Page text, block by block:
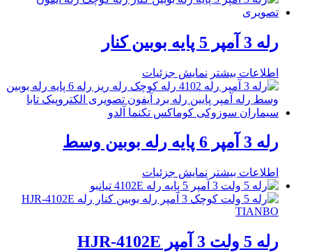
رله 3 آمپر 5 پایه بوبین کنار
اطلاعات بیشتر نمایش جزئیات
رله 3 آمپر 6 پایه رله بوبین وسط
اطلاعات بیشتر نمایش جزئیات
رله 5 ولت 3 آمپر HJR-4102E